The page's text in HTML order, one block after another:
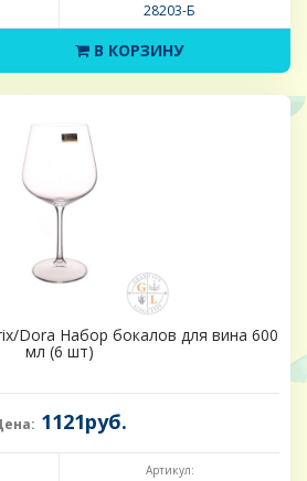
28203-Б
В КОРЗИНУ
Dora Набор бокалов для вина 600
мл (6 шт)
1121руб.
Артикул: